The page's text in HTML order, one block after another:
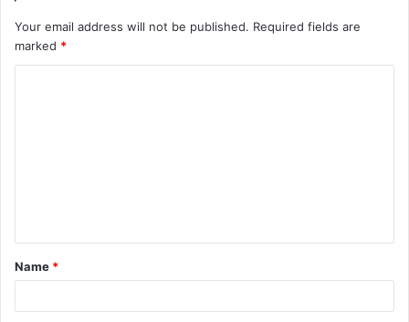
Your email address will not be published. Required fields are
marked *
Name *